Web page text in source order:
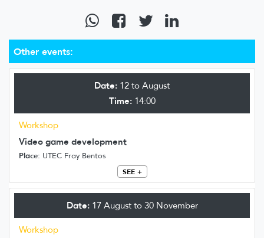
Other events:
Date: 12 to August
Time:14:00
Workshop
Video game development
Place: UTEC Fray Bentos
SEE +
Date:17 August to 30 November
Workshop